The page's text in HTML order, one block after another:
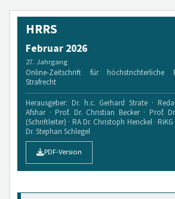
HRRS
Februar 2026
27. Jahrgang
Online-Zeitschrift für höchstrichterliche
Strafrecht
Herausgeber: Dr. h.c. Gerhard Strate ·
Afshar · Prof. Dr. Christian Becker · Prof.
(Schriftleiter) · RA Dr. Christoph Henckel ·
Dr. Stephan Schlegel
PDF-Version